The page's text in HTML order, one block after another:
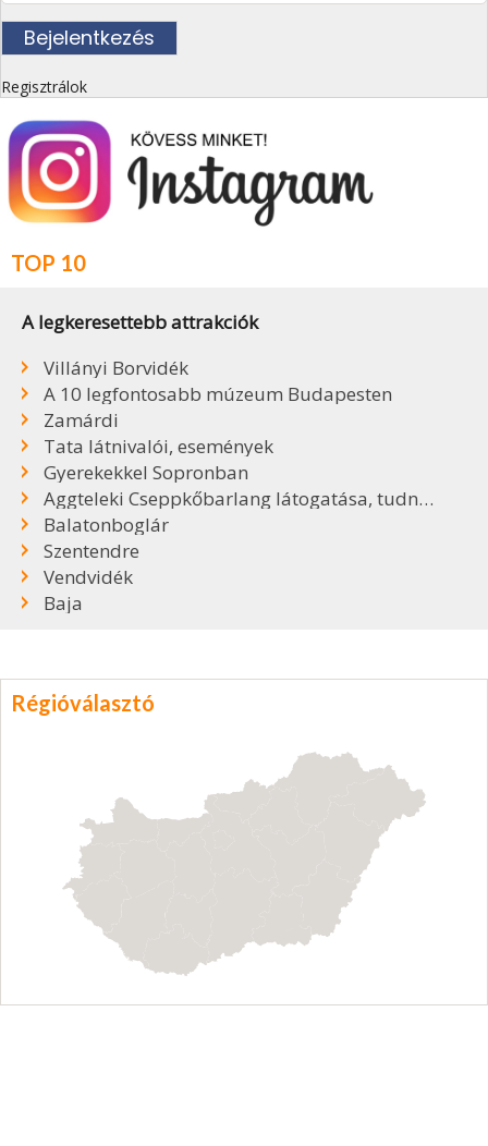
Regisztrálok
TOP 10
A legkeresettebb attrakciók
Villányi Borvidék
A 10 legfontosabb múzeum Budapesten
Zamárdi
Tata látnivalói, események
Gyerekekkel Sopronban
Aggteleki Cseppkőbarlang látogatása, tudnivalók
Balatonboglár
Szentendre
Vendvidék
Baja
Régióválasztó